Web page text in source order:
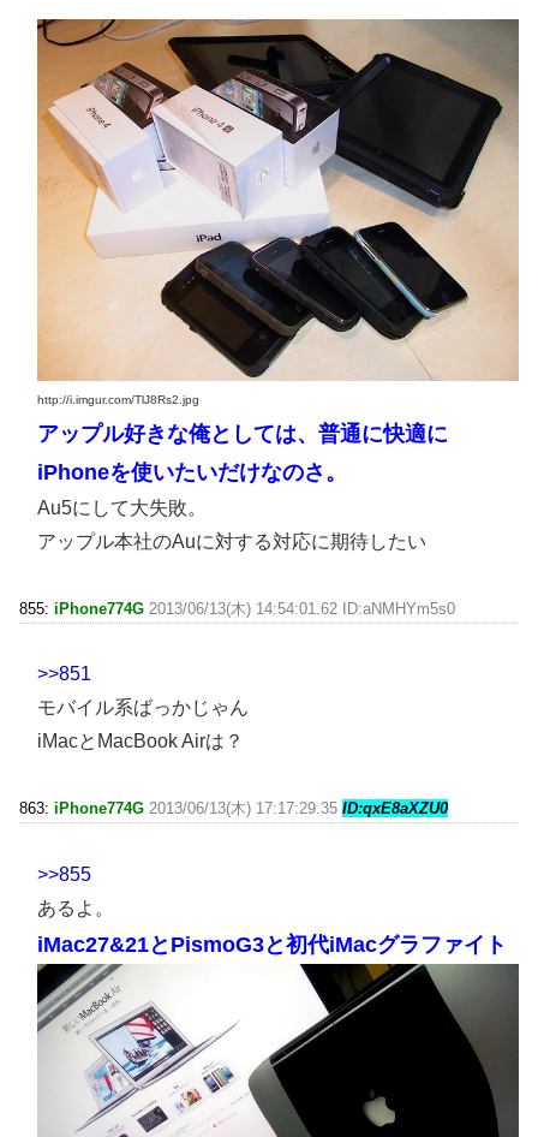
http://i.imgur.com/TlJ8Rs2.jpg
アップル好きな俺としては、普通に快適に
iPhoneを使いたいだけなのさ。
Au5にして大失敗。
アップル本社のAuに対する対応に期待したい
855: iPhone774G 2013/06/13(木) 14:54:01.62 ID:aNMHYm5s0
>>851
モバイル系ばっかじゃん
iMacとMacBook Airは？
863: iPhone774G 2013/06/13(木) 17:17:29.35 ID:qxE8aXZU0
>>855
あるよ。
iMac27&21とPismoG3と初代iMacグラファイト